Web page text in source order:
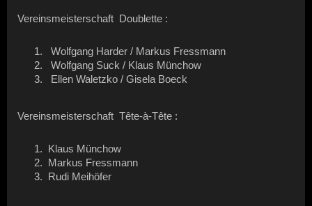
Vereinsmeisterschaft Doublette :
Wolfgang Harder / Markus Fressmann
Wolfgang Suck / Klaus Münchow
Ellen Waletzko / Gisela Boeck
Vereinsmeisterschaft Tête-à-Tête :
Klaus Münchow
Markus Fressmann
Rudi Meihöfer